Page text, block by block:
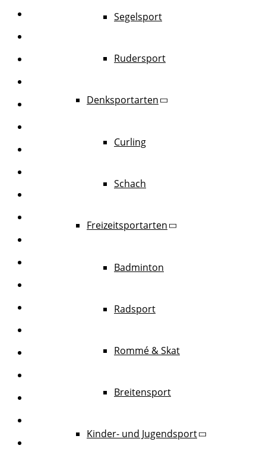
Segelsport
Rudersport
Denksportarten
Curling
Schach
Freizeitsportarten
Badminton
Radsport
Rommé & Skat
Breitensport
Kinder- und Jugendsport